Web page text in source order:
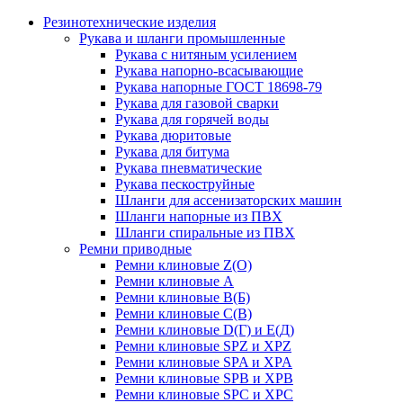
Резинотехнические изделия
Рукава и шланги промышленные
Рукава с нитяным усилением
Рукава напорно-всасывающие
Рукава напорные ГОСТ 18698-79
Рукава для газовой сварки
Рукава для горячей воды
Рукава дюритовые
Рукава для битума
Рукава пневматические
Рукава пескоструйные
Шланги для ассенизаторских машин
Шланги напорные из ПВХ
Шланги спиральные из ПВХ
Ремни приводные
Ремни клиновые Z(О)
Ремни клиновые А
Ремни клиновые В(Б)
Ремни клиновые С(В)
Ремни клиновые D(Г) и Е(Д)
Ремни клиновые SPZ и XPZ
Ремни клиновые SPA и XPA
Ремни клиновые SPB и XPB
Ремни клиновые SPC и XPC